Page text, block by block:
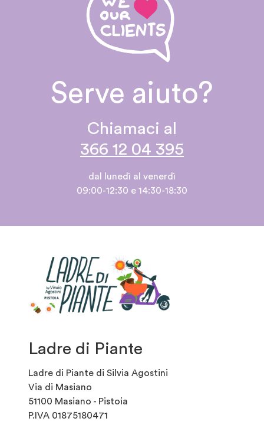
Serve aiuto?
Chiamaci al
366 12 04 395
dal lunedì al venerdì
09:00-12:30 e 14:30-18:30
Ladre di Piante
Ladre di Piante di Silvia Agostini
Via di Masiano
51100 Masiano - Pistoia
P.IVA 01875180471